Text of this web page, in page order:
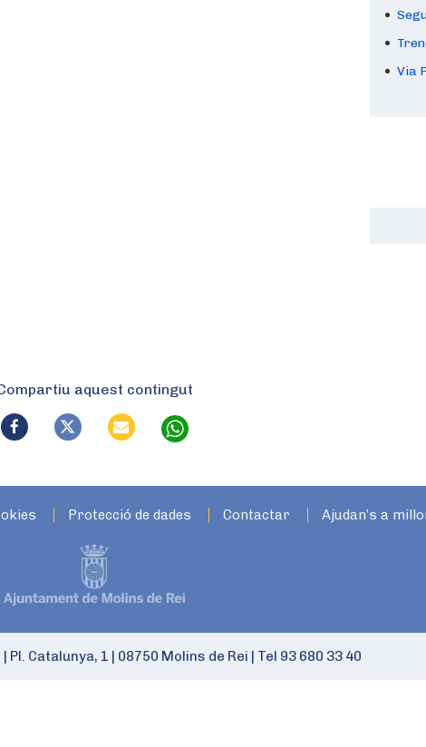
Via
aquest contingut
Protecció de dades Contactar Ajudan’s a
Pl. Catalunya, 1 08750 Molins de Rei Tel 93 680 33 40